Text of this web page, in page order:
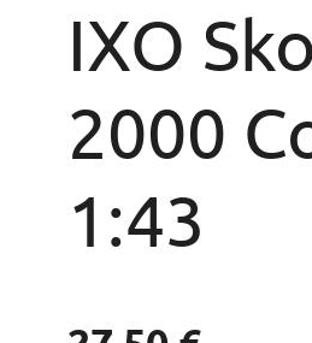
IXO
2000
1:43